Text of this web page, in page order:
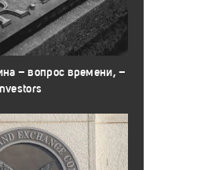
– вопрос времени, –